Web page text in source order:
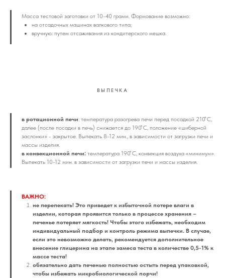
Масса тестовой заготовки от 10-40 грамм. Формование возможно:
на отсадочных машинах валкового типа;
вручную: путем отсаживания из кондитерского мешка.
ВЫПЕЧКА
в ротационной печи: температура разогрева печи перед посадкой 210 ̊С,
далее (после посадки в печь) снижается до 190 ̊С, положение «шиберной
заслонки» - закрытое. Выпекать 8-12 мин., в зависимости от загрузки печи и
массы изделия.
в конвекционной печи: температура 190 ̊С, конвекция воздуха «минимум».
Выпекать 10-12 мин. в зависимости от загрузки печи и массы изделия.
ВАЖНО:
не перепекать! Это приведет к избыточной потере влаги в
изделии, которая проявится только в процессе хранения –
печенье потеряет мягкость! Чтобы этого избежать, необходим
индивидуальный подбор и контроль режима выпечки. В случае,
если это невозможно делать, рекомендуется дополнительное
внесение глицерина на этапе замеса теста в количестве 0,5-1% к
массе теста!
обязательно дать печенью полностью остыть перед упаковкой,
чтобы избежать микробиологической порчи!